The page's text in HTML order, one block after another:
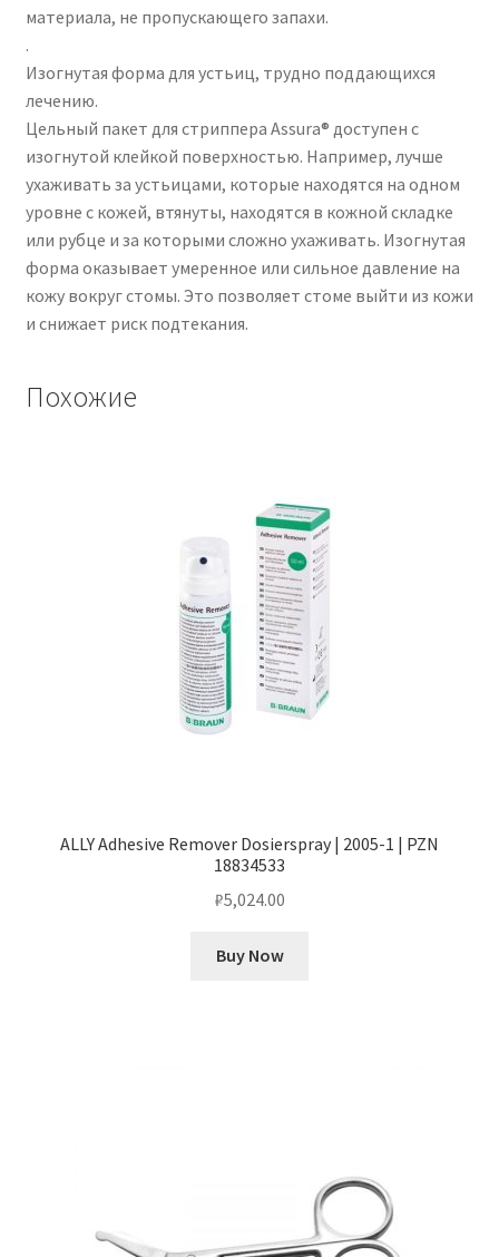
материала, не пропускающего запахи.
.
Изогнутая форма для устьиц, трудно поддающихся
лечению.
Цельный пакет для стриппера Assura® доступен с
изогнутой клейкой поверхностью. Например, лучше
ухаживать за устьицами, которые находятся на одном
уровне с кожей, втянуты, находятся в кожной складке
или рубце и за которыми сложно ухаживать. Изогнутая
форма оказывает умеренное или сильное давление на
кожу вокруг стомы. Это позволяет стоме выйти из кожи
и снижает риск подтекания.
Похожие
ALLY Adhesive Remover Dosierspray | 2005-1 | PZN
18834533
₽5,024.00
Buy Now